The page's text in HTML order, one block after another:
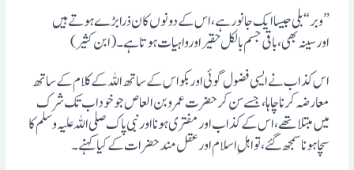
”وبر“ بلی جیسا ایک جانورہے ، اس کے دونوں کان ذرا بڑے ہوتے ہیں
اورسینہ بھی، باقی جسم بالکل حقیراورواہیات ہوتا ہے ۔ (ابن کثیر )
اس کذاب نے ایسی فضول گوئی اوربکواس کے ساتھ اللہ کے کلام کے ساتھ
معارضہ کرنا چاہا ، جسے سن کر حضرت عمروبن العاص جوخوداب تک شرک
میں مبتلا تھے، اس کے کذاب اورمفتری ہونا اورنبی پاک صلی اللہ علیہ وسلم کا
سچا ہونا سمجھ گئے، تو اہلِ اسلام اورعقل مندحضرات کے کیا کہنے ۔